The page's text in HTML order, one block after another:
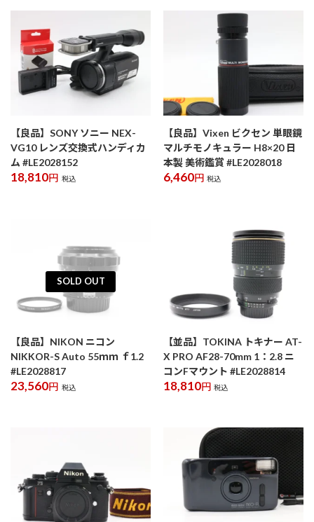
【良品】SONY ソニー NEX-
VG10 レンズ交換式ハンディカ
ム #LE2028152
18,810円 税込
【良品】Vixen ビクセン 単眼鏡
マルチモノキュラー H8×20 日
本製 美術鑑賞 #LE2028018
6,460円 税込
SOLD OUT
【良品】NIKON ニコン
NIKKOR-S Auto 55ｍｍ ｆ1.2
#LE2028817
23,560円 税込
【並品】TOKINA トキナー AT-
X PRO AF28-70mm 1：2.8 ニ
コンFマウント #LE2028814
18,810円 税込